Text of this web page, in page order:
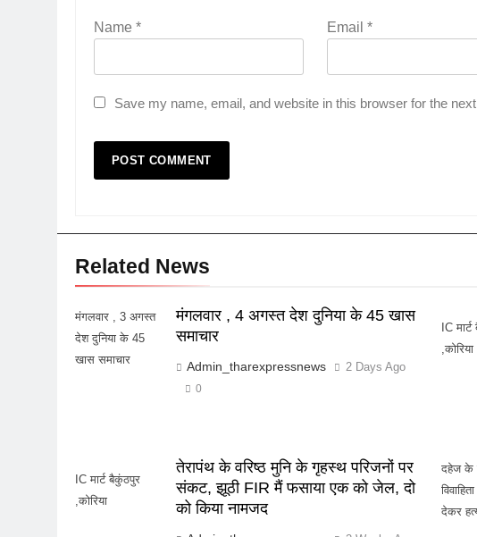
Name * Email*
Save my name, email, and website in this browser for the
Related News
मंगलवार , 3 अगस्त
देश दुनिया के 45
खास समाचार
मंगलवार , 4 अगस्त देश दुनिया के 45 खास
समाचार
Admin_tharexpressnews 2 Days Ago
0
IC
,कोरिया
IC मार्ट बैकुंठपुर
,कोरिया
तेरापंथ के वरिष्ठ मुनि के गृहस्थ परिजनों पर
संकट, झूठी FIR मैं फसाया एक को जेल, दो
को किया नामजद
दहेज के
देकर